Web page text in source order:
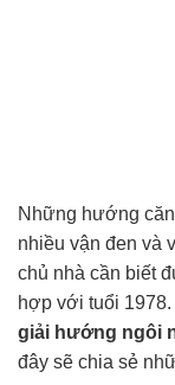
Những hướng
nhiều vận đen và
chủ nhà cần biết
hợp với tuổi
giải hướng ngôi
đây sẽ chia sẻ